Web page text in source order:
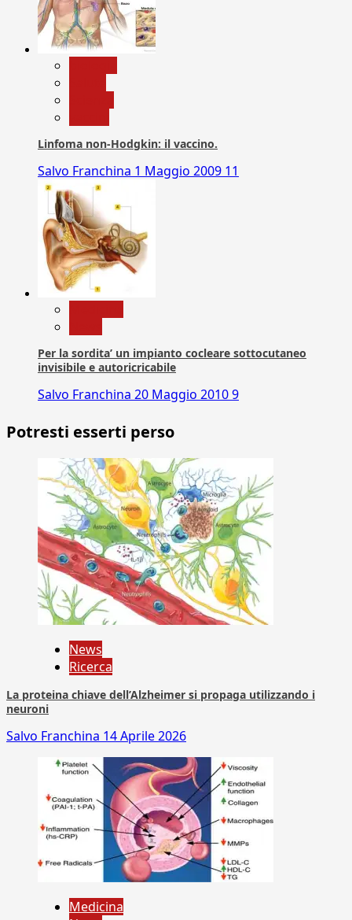
Linfoma non-Hodgkin: il vaccino.
Salvo Franchina 1 Maggio 2009 11
Per la sordita’ un impianto cocleare sottocutaneo
invisibile e autoricricabile
Salvo Franchina 20 Maggio 20109
Potresti esserti perso
News
Ricerca
La proteina chiave dell’Alzheimer si propaga utilizzando i
neuroni
Salvo Franchina 14 Aprile 2026
Medicina